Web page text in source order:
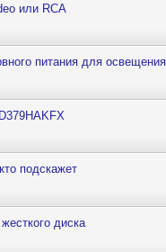
или RCA
питания для освещения
подскажет
диска